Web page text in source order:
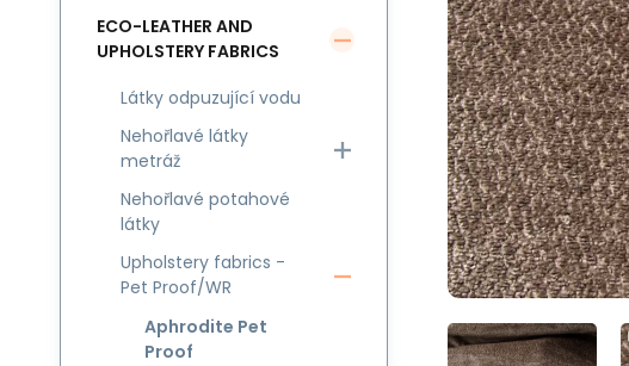
ECO-LEATHER AND
UPHOLSTERY FABRICS
Látky odpuzující vodu
Nehořlavé látky
metráž
Nehořlavé potahové
látky
Upholstery fabrics -
Pet Proof/WR
Aphrodite Pet
Proof